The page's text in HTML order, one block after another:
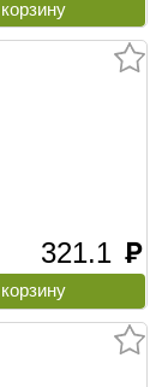
321.1 руб